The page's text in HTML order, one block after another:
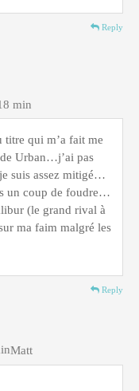
Reply
min
titre qui m’a fait me
Urban…j’ai pas
suis assez mitigé…
un coup de foudre…
(le grand rival à
ma faim malgré les
Reply
Matt